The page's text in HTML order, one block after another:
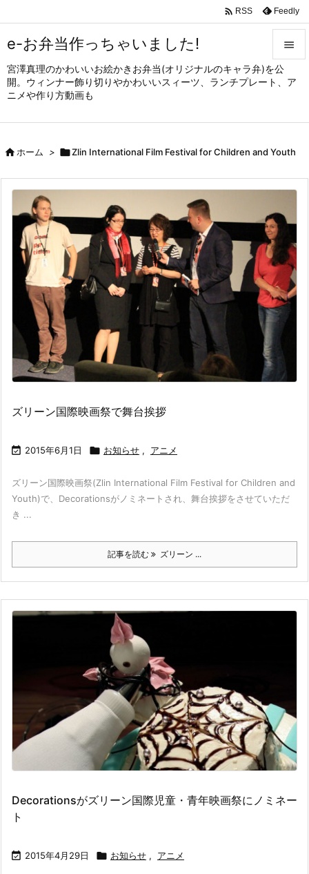
e-お弁当作っちゃいました!
宮澤真理のかわいいお絵かきお弁当(オリジナルのキャラ弁)を公
開。ウィンナー飾り切りやかわいいスィーツ、ランチプレート、ア
ニメや作り方動画も


メニュ
サイド

前へ

次へ

 RSS Feedly
ホーム > Zlin International Film Festival for Children and Youth
ズリーン国際映画祭で舞台挨拶
 2015年6月1日  お知らせ , アニメ
ズリーン国際映画祭(Zlin International Film Festival for Children and
Youth)で、Decorationsがノミネートされ、舞台挨拶をさせていただ
き ...
記事を読む ズリーン ...
Decorationsがズリーン国際児童・青年映画祭にノミネー
ト
 2015年4月29日  お知らせ , アニメ